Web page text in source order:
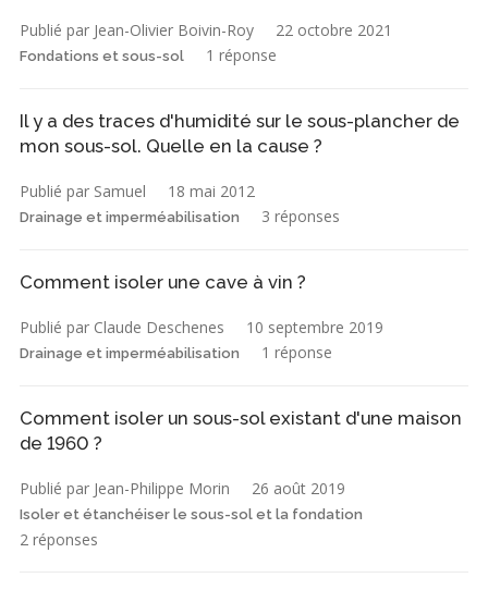
Publié par Jean-Olivier Boivin-Roy 22 octobre 2021
Fondations et sous-sol 1 réponse
Il y a des traces d'humidité sur le sous-plancher de
mon sous-sol. Quelle en la cause ?
Publié par Samuel 18 mai 2012
Drainage et imperméabilisation 3 réponses
Comment isoler une cave à vin ?
Publié par Claude Deschenes 10 septembre 2019
Drainage et imperméabilisation 1 réponse
Comment isoler un sous-sol existant d'une maison
de 1960 ?
Publié par Jean-Philippe Morin 26 août 2019
Isoler et étanchéiser le sous-sol et la fondation
2 réponses